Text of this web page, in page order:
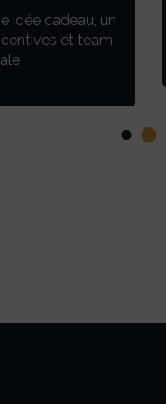
idée cadeau, un
et team